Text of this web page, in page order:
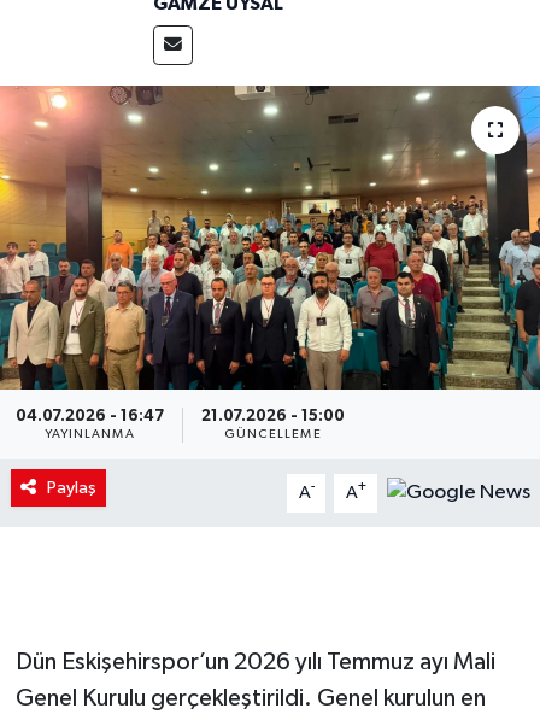
04.07.2026 - 16:47
YAYINLANMA
21.07.2026 - 15:00
GÜNCELLEME
Paylaş A- A+
Dün Eskişehirspor’un 2026 yılı Temmuz ayı Mali
Genel Kurulu gerçekleştirildi. Genel kurulun en